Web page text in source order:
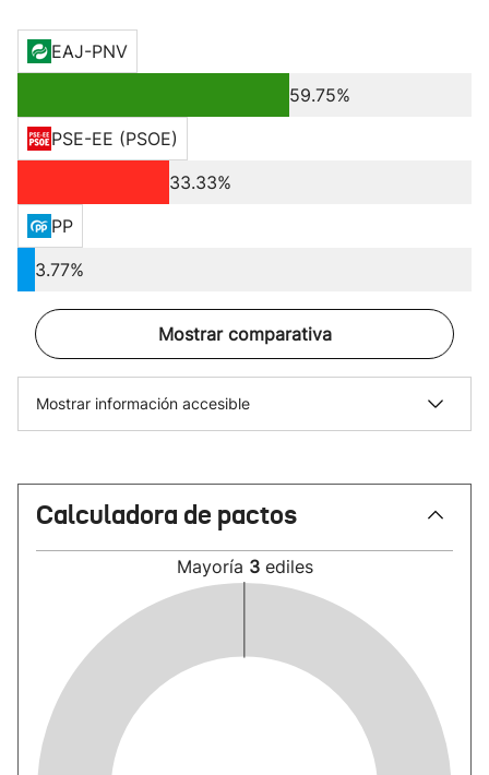
EAJ-PNV
59.75%
PSE-EE (PSOE)
33.33%
PP
3.77%
Mostrar comparativa
Mostrar información accesible
Calculadora de pactos
Mayoría 3 ediles